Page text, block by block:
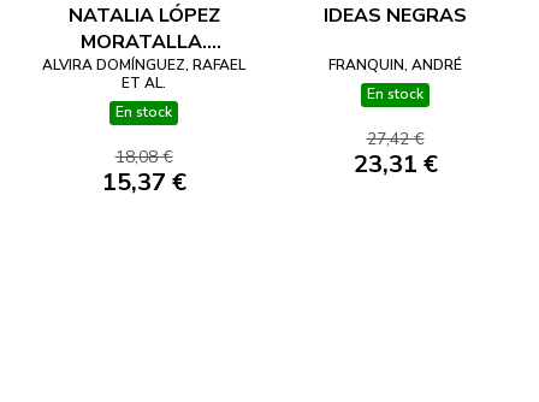
NATALIA LÓPEZ
MORATALLA.
PERSONA Y OBRA.
ALVIRA DOMÍNGUEZ, RAFAEL
ET AL.
En stock
18,08 €
15,37 €
IDEAS NEGRAS
FRANQUIN, ANDRÉ
En stock
27,42 €
23,31 €